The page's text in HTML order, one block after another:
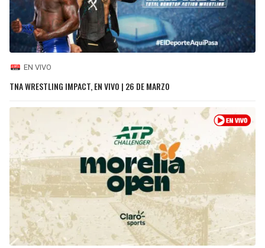
EN VIVO
TNA WRESTLING IMPACT, EN VIVO | 26 DE MARZO